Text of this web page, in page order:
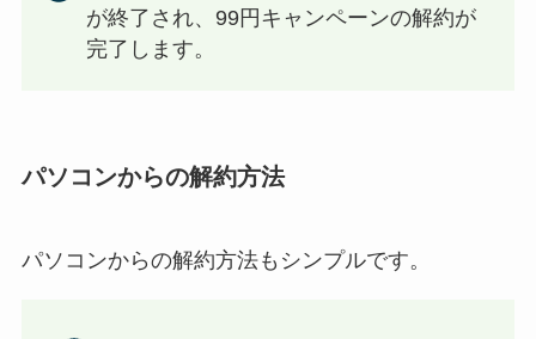
が終了され、99円キャンペーンの解約が
完了します。
パソコンからの解約方法
パソコンからの解約方法もシンプルです。